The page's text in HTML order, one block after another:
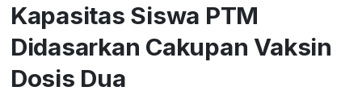
Kapasitas Siswa PTM
Didasarkan Cakupan Vaksin
Dosis Dua